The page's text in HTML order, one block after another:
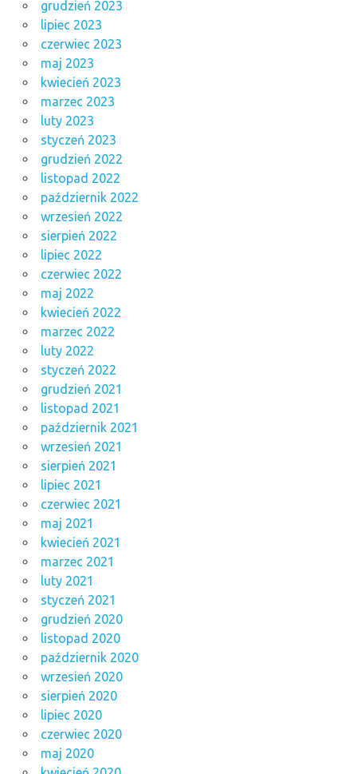
grudzień 2023
lipiec 2023
czerwiec 2023
maj 2023
kwiecień 2023
marzec 2023
luty 2023
styczeń 2023
grudzień 2022
listopad 2022
październik 2022
wrzesień 2022
sierpień 2022
lipiec 2022
czerwiec 2022
maj 2022
kwiecień 2022
marzec 2022
luty 2022
styczeń 2022
grudzień 2021
listopad 2021
październik 2021
wrzesień 2021
sierpień 2021
lipiec 2021
czerwiec 2021
maj 2021
kwiecień 2021
marzec 2021
luty 2021
styczeń 2021
grudzień 2020
listopad 2020
październik 2020
wrzesień 2020
sierpień 2020
lipiec 2020
czerwiec 2020
maj 2020